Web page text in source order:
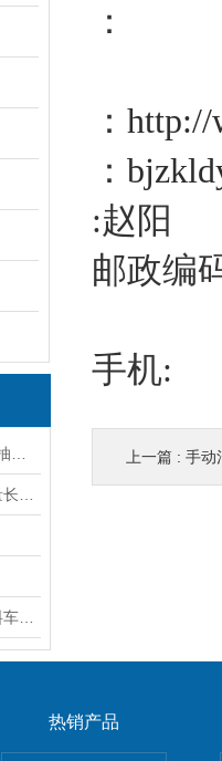
：
： http://
：
:赵阳
邮政编
手机:
上一篇 : 手动
热销产品